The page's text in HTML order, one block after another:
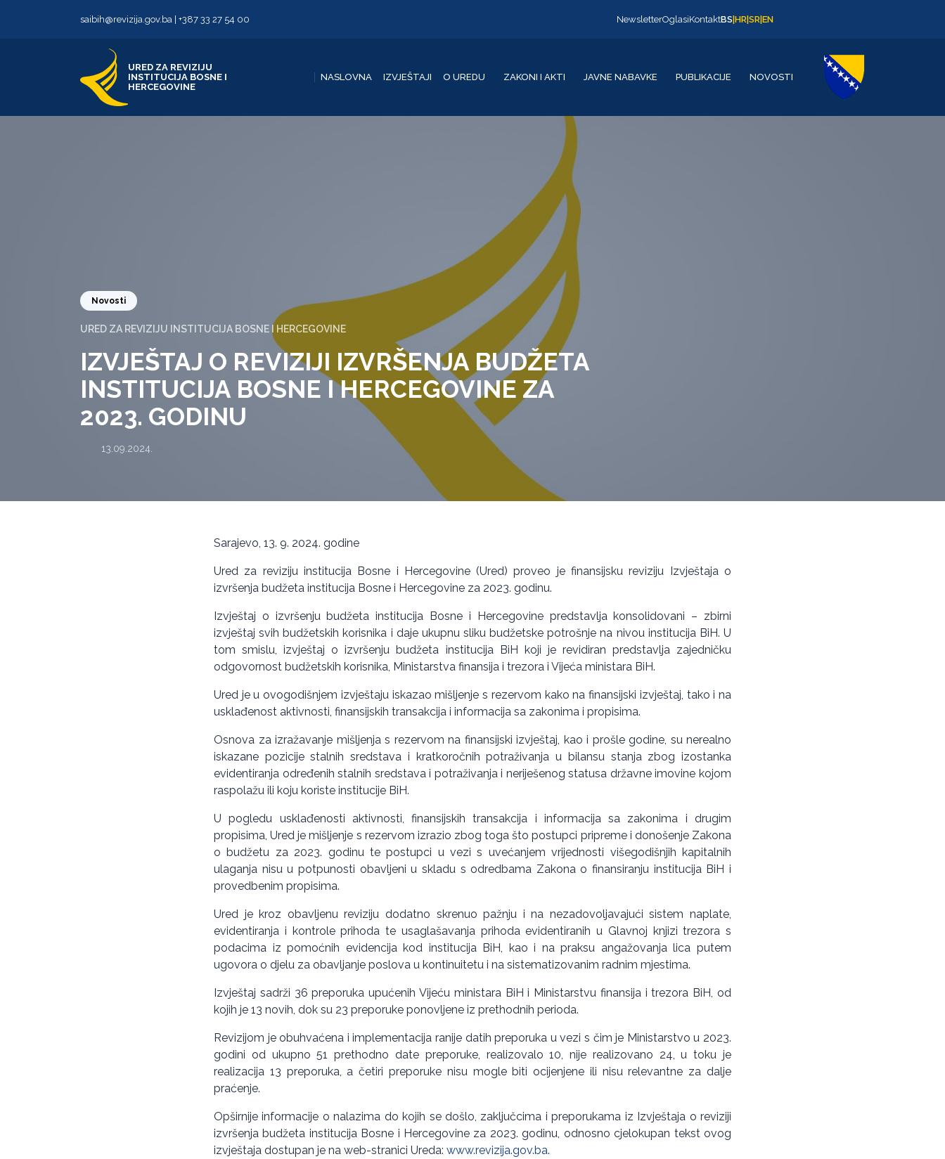
saibih@revizija.gov.ba +387 33 27 54 00 NewsletterOglasiKontaktBS HR SR EN
URED ZA REVIZIJU
INSTITUCIJA BOSNE I
HERCEGOVINE
NASLOVNA IZVJEŠTAJI O UREDU ZAKONI I AKTI JAVNE NABAVKE PUBLIKACIJE NOVOSTI
Novosti
URED ZA REVIZIJU INSTITUCIJA BOSNE I HERCEGOVINE
IZVJEŠTAJ O REVIZIJI IZVRŠENJA BUDŽETA
INSTITUCIJA BOSNE I HERCEGOVINE ZA
2023. GODINU
13.09.2024.
Sarajevo, 13. 9. 2024. godine
Ured za reviziju institucija Bosne i Hercegovine (Ured) proveo je finansijsku reviziju Izvještaja o
izvršenja budžeta institucija Bosne i Hercegovine za 2023. godinu.
Izvještaj o izvršenju budžeta institucija Bosne i Hercegovine predstavlja konsolidovani – zbirni
izvještaj svih budžetskih korisnika i daje ukupnu sliku budžetske potrošnje na nivou institucija BiH. U
tom smislu, izvještaj o izvršenju budžeta institucija BiH koji je revidiran predstavlja zajedničku
odgovornost budžetskih korisnika, Ministarstva finansija i trezora i Vijeća ministara BiH.
Ured je u ovogodišnjem izvještaju iskazao mišljenje s rezervom kako na finansijski izvještaj, tako i na
usklađenost aktivnosti, finansijskih transakcija i informacija sa zakonima i propisima.
Osnova za izražavanje mišljenja s rezervom na finansijski izvještaj, kao i prošle godine, su nerealno
iskazane pozicije stalnih sredstava i kratkoročnih potraživanja u bilansu stanja zbog izostanka
evidentiranja određenih stalnih sredstava i potraživanja i neriješenog statusa državne imovine kojom
raspolažu ili koju koriste institucije BiH.
U pogledu usklađenosti aktivnosti, finansijskih transakcija i informacija sa zakonima i drugim
propisima, Ured je mišljenje s rezervom izrazio zbog toga što postupci pripreme i donošenje Zakona
o budžetu za 2023. godinu te postupci u vezi s uvećanjem vrijednosti višegodišnjih kapitalnih
ulaganja nisu u potpunosti obavljeni u skladu s odredbama Zakona o finansiranju institucija BiH i
provedbenim propisima.
Ured je kroz obavljenu reviziju dodatno skrenuo pažnju i na nezadovoljavajući sistem naplate,
evidentiranja i kontrole prihoda te usaglašavanja prihoda evidentiranih u Glavnoj knjizi trezora s
podacima iz pomoćnih evidencija kod institucija BiH, kao i na praksu angažovanja lica putem
ugovora o djelu za obavljanje poslova u kontinuitetu i na sistematizovanim radnim mjestima.
Izvještaj sadrži 36 preporuka upućenih Vijeću ministara BiH i Ministarstvu finansija i trezora BiH, od
kojih je 13 novih, dok su 23 preporuke ponovljene iz prethodnih perioda.
Revizijom je obuhvaćena i implementacija ranije datih preporuka u vezi s čim je Ministarstvo u 2023.
godini od ukupno 51 prethodno date preporuke, realizovalo 10, nije realizovano 24, u toku je
realizacija 13 preporuka, a četiri preporuke nisu mogle biti ocijenjene ili nisu relevantne za dalje
praćenje.
Opširnije informacije o nalazima do kojih se došlo, zaključcima i preporukama iz Izvještaja o reviziji
izvršenja budžeta institucija Bosne i Hercegovine za 2023. godinu, odnosno cjelokupan tekst ovog
izvještaja dostupan je na web-stranici Ureda: www.revizija.gov.ba.